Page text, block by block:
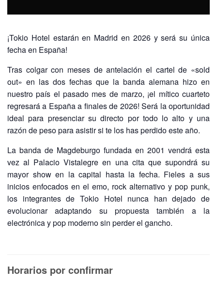
¡Tokio Hotel estarán en Madrid en 2026 y será su única
fecha en España!
Tras colgar con meses de antelación el cartel de «sold
out» en las dos fechas que la banda alemana hizo en
nuestro país el pasado mes de marzo, ¡el mítico cuarteto
regresará a España a finales de 2026! Será la oportunidad
ideal para presenciar su directo por todo lo alto y una
razón de peso para asistir si te los has perdido este año.
La banda de Magdeburgo fundada en 2001 vendrá esta
vez al Palacio Vistalegre en una cita que supondrá su
mayor show en la capital hasta la fecha. Fieles a sus
inicios enfocados en el emo, rock alternativo y pop punk,
los integrantes de Tokio Hotel nunca han dejado de
evolucionar adaptando su propuesta también a la
electrónica y pop moderno sin perder el gancho.
Horarios por confirmar